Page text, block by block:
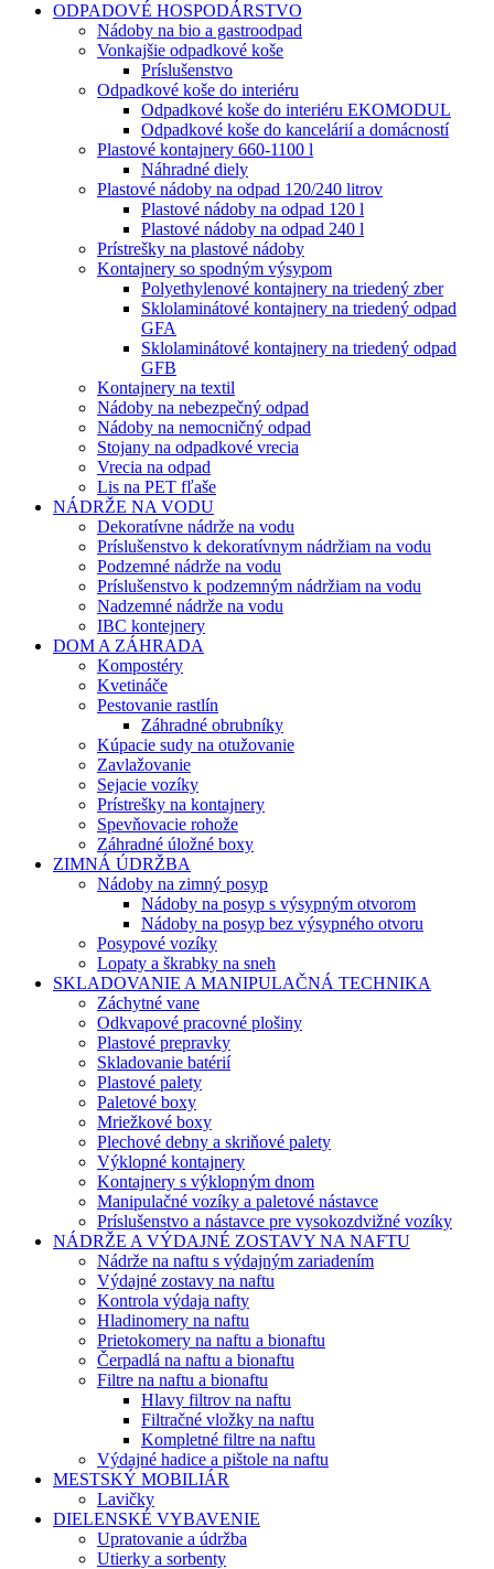
ODPADOVÉ HOSPODÁRSTVO
Nádoby na bio a gastroodpad
Vonkajšie odpadkové koše
Príslušenstvo
Odpadkové koše do interiéru
Odpadkové koše do interiéru EKOMODUL
Odpadkové koše do kancelárií a domácností
Plastové kontajnery 660-1100 l
Náhradné diely
Plastové nádoby na odpad 120/240 litrov
Plastové nádoby na odpad 120 l
Plastové nádoby na odpad 240 l
Prístrešky na plastové nádoby
Kontajnery so spodným výsypom
Polyethylenové kontajnery na triedený zber
Sklolaminátové kontajnery na triedený odpad
GFA
Sklolaminátové kontajnery na triedený odpad
GFB
Kontajnery na textil
Nádoby na nebezpečný odpad
Nádoby na nemocničný odpad
Stojany na odpadkové vrecia
Vrecia na odpad
Lis na PET fľaše
NÁDRŽE NA VODU
Dekoratívne nádrže na vodu
Príslušenstvo k dekoratívnym nádržiam na vodu
Podzemné nádrže na vodu
Príslušenstvo k podzemným nádržiam na vodu
Nadzemné nádrže na vodu
IBC kontejnery
DOM A ZÁHRADA
Kompostéry
Kvetináče
Pestovanie rastlín
Záhradné obrubníky
Kúpacie sudy na otužovanie
Zavlažovanie
Sejacie vozíky
Prístrešky na kontajnery
Spevňovacie rohože
Záhradné úložné boxy
ZIMNÁ ÚDRŽBA
Nádoby na zimný posyp
Nádoby na posyp s výsypným otvorom
Nádoby na posyp bez výsypného otvoru
Posypové vozíky
Lopaty a škrabky na sneh
SKLADOVANIE A MANIPULAČNÁ TECHNIKA
Záchytné vane
Odkvapové pracovné plošiny
Plastové prepravky
Skladovanie batérií
Plastové palety
Paletové boxy
Mriežkové boxy
Plechové debny a skriňové palety
Výklopné kontajnery
Kontajnery s výklopným dnom
Manipulačné vozíky a paletové nástavce
Príslušenstvo a nástavce pre vysokozdvižné vozíky
NÁDRŽE A VÝDAJNÉ ZOSTAVY NA NAFTU
Nádrže na naftu s výdajným zariadením
Výdajné zostavy na naftu
Kontrola výdaja nafty
Hladinomery na naftu
Prietokomery na naftu a bionaftu
Čerpadlá na naftu a bionaftu
Filtre na naftu a bionaftu
Hlavy filtrov na naftu
Filtračné vložky na naftu
Kompletné filtre na naftu
Výdajné hadice a pištole na naftu
MESTSKÝ MOBILIÁR
Lavičky
DIELENSKÉ VYBAVENIE
Upratovanie a údržba
Utierky a sorbenty